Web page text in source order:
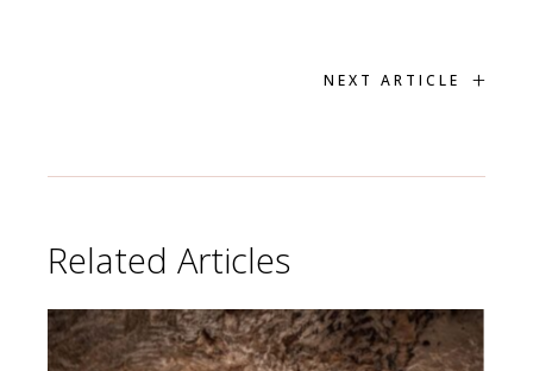
NEXT ARTICLE +
Related Articles